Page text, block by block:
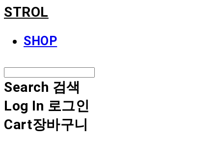
STROL
SHOP
Search 검색
Log In 로그인
Cart장바구니